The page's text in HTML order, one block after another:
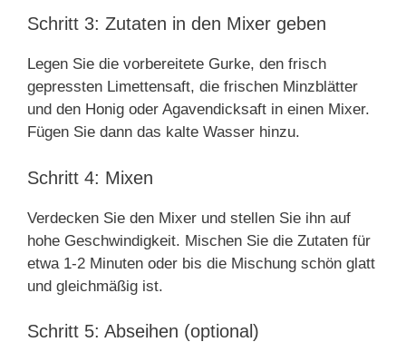
Schritt 3: Zutaten in den Mixer geben
Legen Sie die vorbereitete Gurke, den frisch
gepressten Limettensaft, die frischen Minzblätter
und den Honig oder Agavendicksaft in einen Mixer.
Fügen Sie dann das kalte Wasser hinzu.
Schritt 4: Mixen
Verdecken Sie den Mixer und stellen Sie ihn auf
hohe Geschwindigkeit. Mischen Sie die Zutaten für
etwa 1-2 Minuten oder bis die Mischung schön glatt
und gleichmäßig ist.
Schritt 5: Abseihen (optional)